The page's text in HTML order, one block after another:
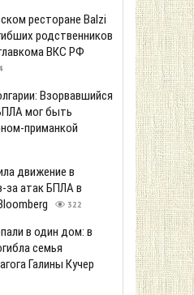
ресторане Balzi
родственников
ВКС РФ
Взорвавшийся
мог быть
приманкой
движение в
за атак БПЛА в
322
в один дом: в
семья
Галины Кучер